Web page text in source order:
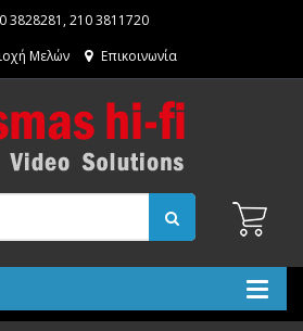
3828281 ,210 3811720
Μελών
Επικοινωνία